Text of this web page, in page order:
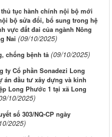
tục hành chính nội bộ mới
bộ sửa đổi, bổ sung trong hệ
vực đất đai của ngành Nông
Nai (09/10/2025)
chống bệnh tả (09/10/2025)
ty Cổ phần Sonadezi Long
án đầu tư xây dựng và kinh
Long Phước 1 tại xã Long
10/2025)
số 303/NQ-CP ngày
2025)